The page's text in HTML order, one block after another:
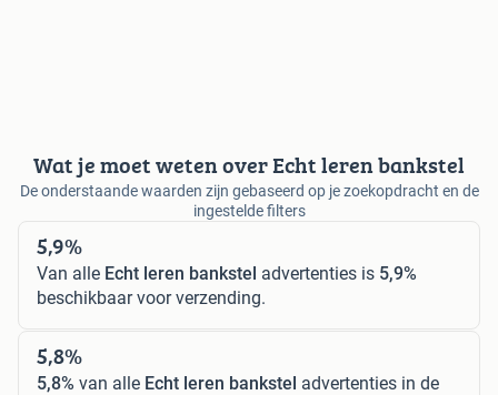
Wat je moet weten over Echt leren bankstel
De onderstaande waarden zijn gebaseerd op je zoekopdracht en de
ingestelde filters
5,9%
Van alle Echt leren bankstel advertenties is 5,9%
beschikbaar voor verzending.
5,8%
5,8% van alle Echt leren bankstel advertenties in de